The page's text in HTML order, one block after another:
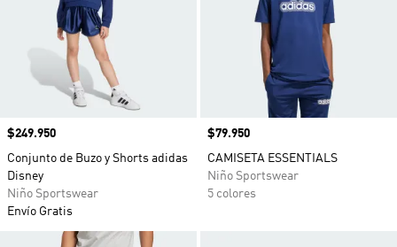
Precio
$249.950
Conjunto de Buzo y Shorts adidas
Disney
Niño Sportswear
Envío Gratis
Precio
$79.950
CAMISETA ESSENTIALS
Niño Sportswear
5 colores